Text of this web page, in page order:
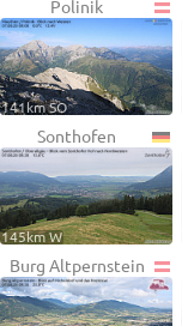
Polinik
141km SO
Sonthofen
145km W
Burg Altpernstein